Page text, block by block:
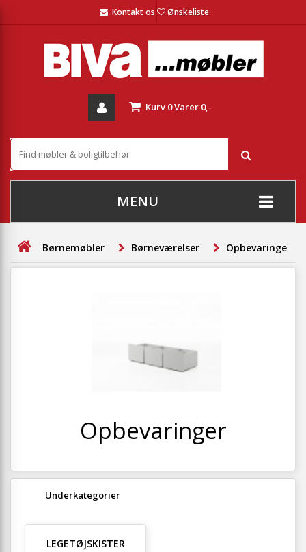
Kontakt os Ønskeliste
Kurv 0Varer 0,-
MENU
+
STUE
+
HAVEMØBLER
ENTREMØBLER
SPAR PENGE PÅ UDVALGTE VARER
Børnemøbler Børneværelser Opbevaringer
Opbevaringer
Underkategorier
LEGETØJSKISTER